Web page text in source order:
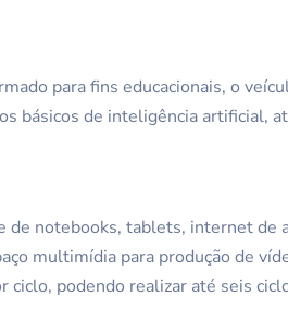
para fins educacionais, o
básicos de inteligência artificial,
de notebooks, tablets, internet de
multimídia para produção de
ciclo, podendo realizar até seis